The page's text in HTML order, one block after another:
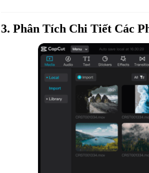
3. Phân Tích Chi Tiết Các